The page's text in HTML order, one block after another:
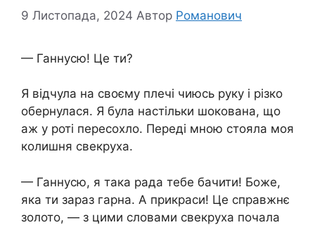
9 Листопада, 2024 Автор Романович
— Ганнусю! Це ти?
Я відчула на своєму плечі чиюсь руку і різко
обернулася. Я була настільки шокована, що
аж у роті пересохло. Переді мною стояла моя
колишня свекруха.
— Ганнусю, я така рада тебе бачити! Боже,
яка ти зараз гарна. А прикраси! Це справжнє
золото, — з цими словами свекруха почала